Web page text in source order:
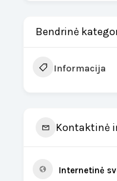
Bendrinė
Informacija
Kontaktinė
Internetinė